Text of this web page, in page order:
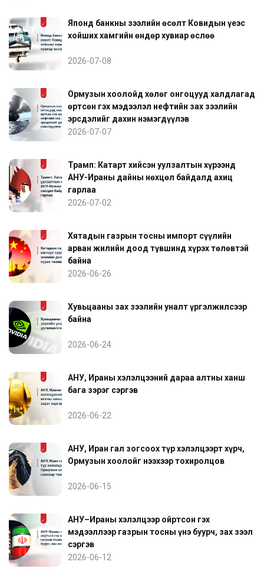
Японд банкны зээлийн өсөлт Ковидын үеэс
хойших хамгийн өндөр хувиар өслөө
2026-07-08
Ормузын хоолойд хөлөг онгоцууд халдлагад
өртсөн гэх мэдээлэл нефтийн зах зээлийн
эрсдэлийг дахин нэмэгдүүлэв
2026-07-07
Трамп: Катарт хийсэн уулзалтын хүрээнд
АНУ-Ираны дайны нөхцөл байдалд ахиц
гарлаа
2026-07-02
Хятадын газрын тосны импорт сүүлийн
арван жилийн доод түвшинд хүрэх төлөвтэй
байна
2026-06-26
Хувьцааны зах зээлийн уналт үргэлжилсээр
байна
2026-06-24
АНУ, Ираны хэлэлцээний дараа алтны ханш
бага зэрэг сэргэв
2026-06-22
АНУ, Иран гал зогсоох түр хэлэлцээрт хүрч,
Ормузын хоолойг нээхээр тохиролцов
2026-06-15
АНУ–Ираны хэлэлцээр ойртсон гэх
мэдээллээр газрын тосны үнэ буурч, зах зээл
сэргэв
2026-06-12